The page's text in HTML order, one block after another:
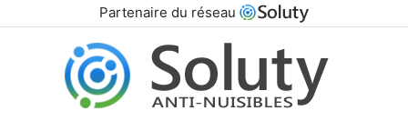
Partenaire du réseau